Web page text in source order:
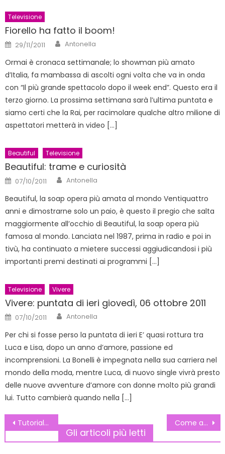
Televisione
Fiorello ha fatto il boom!
Posted
on
29/11/2011 Author
Antonella
Ormai è cronaca settimanale; lo showman più amato
d’Italia, fa mambassa di ascolti ogni volta che va in onda
con “Il più grande spettacolo dopo il week end”. Questo era il
terzo giorno. La prossima settimana sarà l’ultima puntata e
siamo certi che la Rai, per racimolare qualche altro milione di
aspettatori metterà in video […]
Beautiful Televisione
Beautiful: trame e curiosità
Posted
on
07/10/2011 Author
Antonella
Beautiful, la soap opera più amata al mondo Ventiquattro
anni e dimostrarne solo un paio, è questo il pregio che salta
maggiormente all’occhio di Beautiful, la soap opera più
famosa al mondo. Lanciata nel 1987, prima in radio e poi in
tivù, ha continuato a mietere successi aggiudicandosi i più
importanti premi destinati ai programmi […]
Televisione Vivere
Vivere: puntata di ieri giovedì, 06 ottobre 2011
Posted
on
07/10/2011 Author
Antonella
Per chi si fosse perso la puntata di ieri E’ quasi rottura tra
Luca e Lisa, dopo un anno d’amore, passione ed
incomprensioni. La Bonelli è impegnata nella sua carriera nel
mondo della moda, mentre Luca, di nuovo single vivrà presto
delle nuove avventure d’amore con donne molto più grandi
lui. Tutto cambierà quando nella […]
Navigazione
articoli
Tutorial Nail art: coniglietto di playboy Come aumentare le difese immunitarie nei bambini
Gli articoli più letti